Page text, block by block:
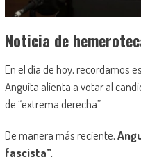
Noticia de
En el día de hoy, recordamos
Anguita alienta a votar al
de “extrema derecha”.
De manera más reciente,
fascista”.